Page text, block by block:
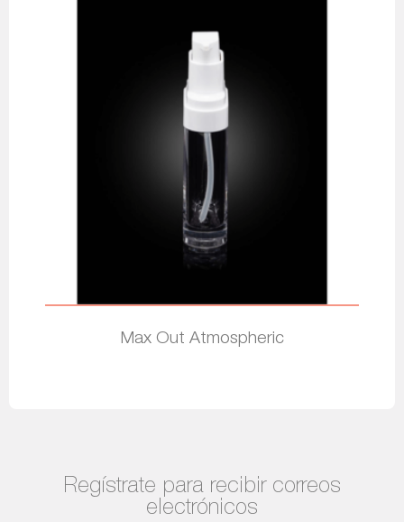
Max Out Atmospheric
Regístrate para recibir correos
electrónicos